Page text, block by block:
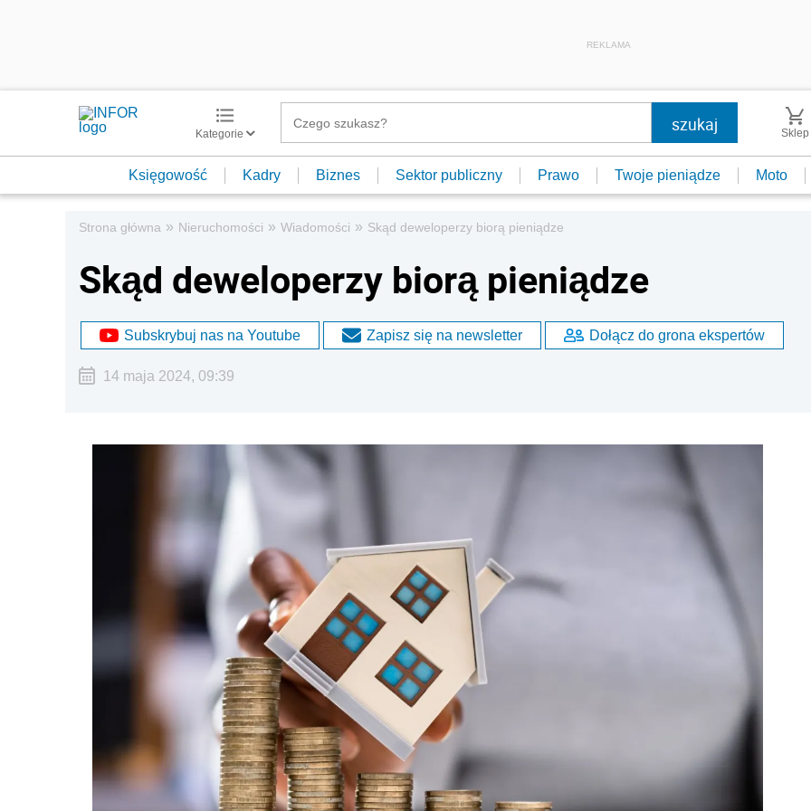
REKLAMA
Kategorie Sklep
Księgowość Kadry Biznes Sektor publiczny Prawo Twoje pieniądze Moto
Strona główna » Nieruchomości » Wiadomości » Skąd deweloperzy biorą pieniądze
Skąd deweloperzy biorą pieniądze
Subskrybuj nas na Youtube Zapisz się na newsletter Dołącz do grona ekspertów
14 maja 2024, 09:39